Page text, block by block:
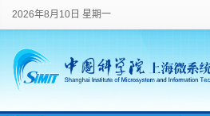
2026年8月10日 星期一